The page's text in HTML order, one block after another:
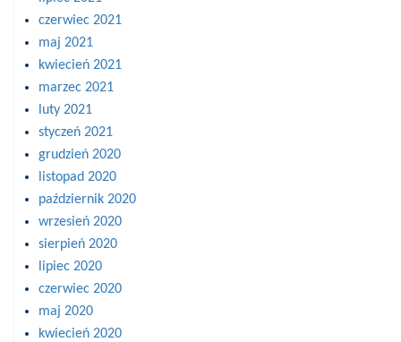
czerwiec 2021
maj 2021
kwiecień 2021
marzec 2021
luty 2021
styczeń 2021
grudzień 2020
listopad 2020
październik 2020
wrzesień 2020
sierpień 2020
lipiec 2020
czerwiec 2020
maj 2020
kwiecień 2020